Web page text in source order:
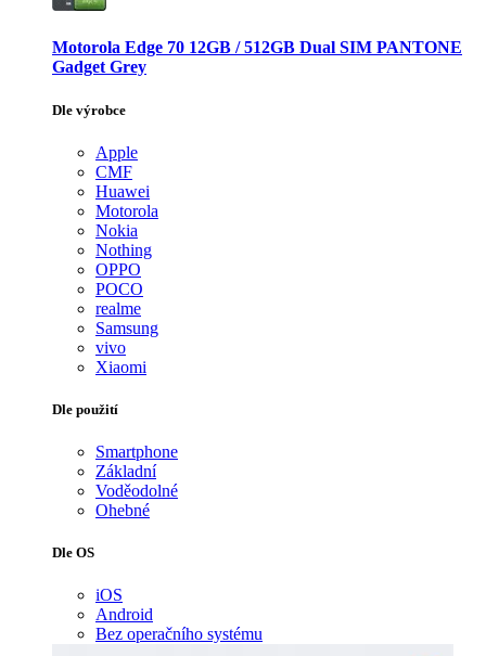
Motorola Edge 70 12GB / 512GB Dual SIM PANTONE
Gadget Grey
Dle výrobce
Apple
CMF
Huawei
Motorola
Nokia
Nothing
OPPO
POCO
realme
Samsung
vivo
Xiaomi
Dle použití
Smartphone
Základní
Voděodolné
Ohebné
Dle OS
iOS
Android
Bez operačního systému